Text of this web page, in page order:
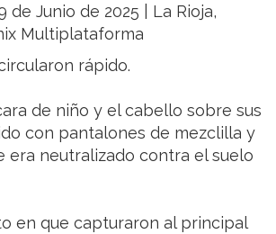
de Junio de 2025 | La Rioja,
Multiplataforma
rápido.
de niño y el cabello sobre sus
con pantalones de mezclilla y
era neutralizado contra el suelo
en que capturaron al principal